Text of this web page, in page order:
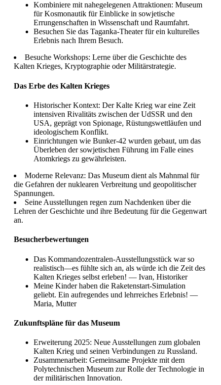
Kombiniere mit nahegelegenen Attraktionen: Museum
für Kosmonautik für Einblicke in sowjetische
Errungenschaften in Wissenschaft und Raumfahrt.
Besuchen Sie das Taganka-Theater für ein kulturelles
Erlebnis nach Ihrem Besuch.
Besuche Workshops: Lerne über die Geschichte des
Kalten Krieges, Kryptographie oder Militärstrategie.
Das Erbe des Kalten Krieges
Historischer Kontext: Der Kalte Krieg war eine Zeit
intensiven Rivalitäts zwischen der UdSSR und den
USA, geprägt von Spionage, Rüstungswettläufen und
ideologischem Konflikt.
Einrichtungen wie Bunker-42 wurden gebaut, um das
Überleben der sowjetischen Führung im Falle eines
Atomkriegs zu gewährleisten.
Moderne Relevanz: Das Museum dient als Mahnmal für
die Gefahren der nuklearen Verbreitung und geopolitischer
Spannungen.
Seine Ausstellungen regen zum Nachdenken über die
Lehren der Geschichte und ihre Bedeutung für die Gegenwart
an.
Besucherbewertungen
Das Kommandozentralen-Ausstellungsstück war so
realistisch—es fühlte sich an, als würde ich die Zeit des
Kalten Krieges selbst erleben! — Ivan, Historiker
Meine Kinder haben die Raketenstart-Simulation
geliebt. Ein aufregendes und lehrreiches Erlebnis! —
Maria, Mutter
Zukunftspläne für das Museum
Erweiterung 2025: Neue Ausstellungen zum globalen
Kalten Krieg und seinen Verbindungen zu Russland.
Zusammenarbeit: Gemeinsame Projekte mit dem
Polytechnischen Museum zur Rolle der Technologie in
der militärischen Innovation.